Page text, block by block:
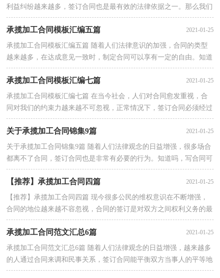
利益纠纷越来越多，签订合同也是最有效的法律依据之一。那么我们
拟定合同的时候需要注意什么问题呢？以下是小···
2021-01-25
承揽加工合同模板汇编五篇
承揽加工合同模板汇编五篇 随着人们法律意识的加强，合同的类型
越来越多，在达成意见一致时，制定合同可以享有一定的自由。知道
吗，写合同可是有方法的哦，以下是小编为大家···
2021-01-25
承揽加工合同模板汇编七篇
承揽加工合同模板汇编七篇 在当今社会，人们对合同愈发重视，合
同对我们的约束力越来越不可忽视，正常情况下，签订合同必须经过
规定的方式。拟定合同的注意事项有许多，你确···
2021-01-25
关于承揽加工合同锦集9篇
关于承揽加工合同锦集9篇 随着人们法律观念的日益增强，很多场合
都离不了合同，签订合同也是非常有必要的行为。知道吗，写合同可
是有方法的哦，下面是小编收集整理的承揽加···
2021-01-25
【推荐】承揽加工合同四篇
【推荐】承揽加工合同四篇 现今很多公民的维权意识在不断增强，
合同的地位越来越不容忽视，合同的签订是对双方之间权利义务的最
好规范。那么合同要怎么拟定？想必这让大家都···
2021-01-25
承揽加工合同范文汇总6篇
承揽加工合同范文汇总6篇 随着人们法律观念的日益增强，越来越多
的人通过合同来调和民事关系，签订合同能平衡双方当事人的平等地
位。那么大家知道合同的格式吗？以下是小编···